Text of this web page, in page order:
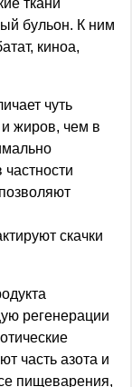
ткани
бульон. К ним
киноа,
чуть
жиров, чем в
скачки
регенерации
часть азота и
пищеварения,